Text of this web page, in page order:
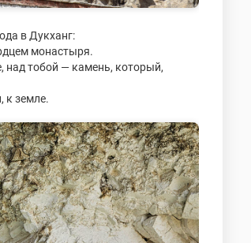
в Дукханг:
монастыря.
над тобой — камень, который,
к земле.